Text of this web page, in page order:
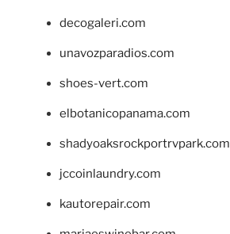
decogaleri.com
unavozparadios.com
shoes-vert.com
elbotanicopanama.com
shadyoaksrockportrvpark.com
jccoinlaundry.com
kautorepair.com